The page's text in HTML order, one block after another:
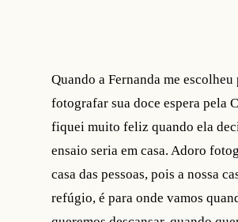
Quando a Fernanda me escolheu
fotografar sua doce espera pela
fiquei muito feliz quando ela
ensaio seria em casa. Adoro
casa das pessoas, pois a nossa
refúgio, é para onde vamos